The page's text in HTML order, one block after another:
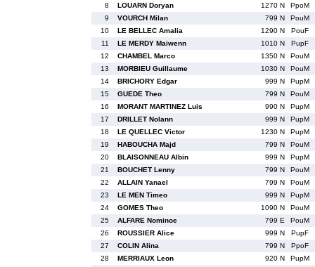
8
LOUARN Doryan 1270 N
PpoM
9
VOURCH Milan 799 N
PouM
10
LE BELLEC Amalia 1290 N
PouF
11
LE MERDY Maiwenn 1010 N
PupF
12
CHAMBEL Marco 1350 N
PouM
13
MORBIEU Guillaume 1030 N
PouM
14
BRICHORY Edgar 999 N
PupM
15
GUEDE Theo 799 N
PouM
16
MORANT MARTINEZ Luis 990 N
PupM
17
DRILLET Nolann 999 N
PupM
18
LE QUELLEC Victor 1230 N
PupM
19
HABOUCHA Majd 799 N
PouM
20
BLAISONNEAU Albin 999 N
PupM
21
BOUCHET Lenny 799 N
PouM
22
ALLAIN Yanael 799 N
PouM
23
LE MEN Timeo 999 N
PupM
24
GOMES Theo 1090 N
PouM
25
ALFARE Nominoe 799 E
PouM
26
ROUSSIER Alice 999 N
PupF
27
COLIN Alina 799 N
PpoF
28
MERRIAUX Leon 920 N
PupM